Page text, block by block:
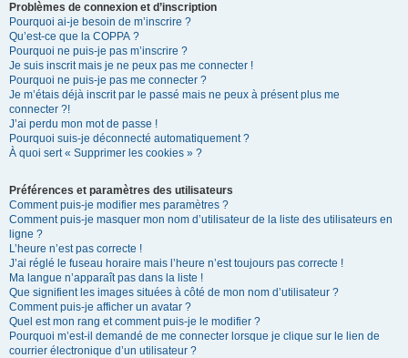
Problèmes de connexion et d’inscription
Pourquoi ai-je besoin de m’inscrire ?
Qu’est-ce que la COPPA ?
Pourquoi ne puis-je pas m’inscrire ?
Je suis inscrit mais je ne peux pas me connecter !
Pourquoi ne puis-je pas me connecter ?
Je m’étais déjà inscrit par le passé mais ne peux à présent plus me
connecter ?!
J’ai perdu mon mot de passe !
Pourquoi suis-je déconnecté automatiquement ?
À quoi sert « Supprimer les cookies » ?
Préférences et paramètres des utilisateurs
Comment puis-je modifier mes paramètres ?
Comment puis-je masquer mon nom d’utilisateur de la liste des utilisateurs en
ligne ?
L’heure n’est pas correcte !
J’ai réglé le fuseau horaire mais l’heure n’est toujours pas correcte !
Ma langue n’apparaît pas dans la liste !
Que signifient les images situées à côté de mon nom d’utilisateur ?
Comment puis-je afficher un avatar ?
Quel est mon rang et comment puis-je le modifier ?
Pourquoi m’est-il demandé de me connecter lorsque je clique sur le lien de
courrier électronique d’un utilisateur ?